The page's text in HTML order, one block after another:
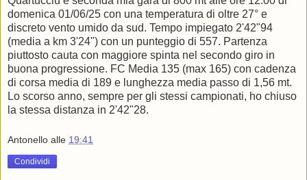
domenica 01/06/25 con una temperatura di oltre 27° e
discreto vento umido da sud. Tempo impiegato 2'42"94
(media a km 3'24") con un punteggio di 557. Partenza
piuttosto cauta con maggiore spinta nel secondo giro in
buona progressione. FC Media 135 (max 165) con cadenza
di corsa media di 189 e lunghezza media passo di 1,56 mt.
Lo scorso anno, sempre per gli stessi campionati, ho chiuso
la stessa distanza in 2'42"28.
Antonello alle 19:41
Condividi